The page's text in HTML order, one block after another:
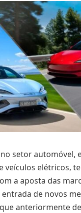
setor automóvel,
veículos elétricos,
a aposta das
entrada de novos
que anteriormente